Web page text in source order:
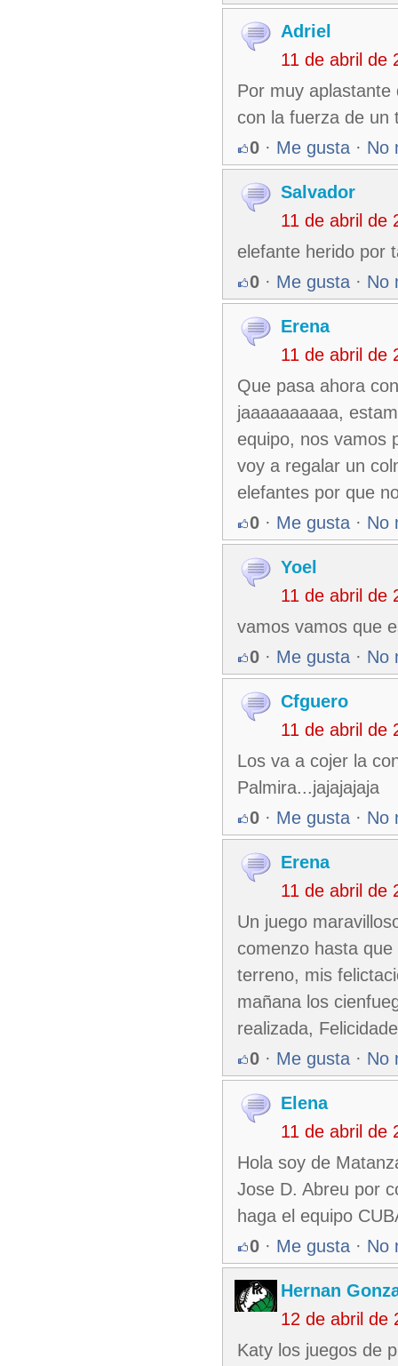
Adriel
11 de abril de
Por muy
con la fuerza de un
0 · Me gusta · No
Salvador
11 de abril de
elefante herido por
0 · Me gusta · No
Erena
11 de abril de
Que pasa ahora
jaaaaaaaaaa,
equipo, nos vamos
voy a regalar un
elefantes por que
0 · Me gusta · No
Yoel
11 de abril de
vamos vamos que
0 · Me gusta · No
Cfguero
11 de abril de
Los va a cojer la
Palmira...jajajajaja
0 · Me gusta · No
Erena
11 de abril de
Un juego
comenzo hasta
terreno, mis
mañana los
realizada,
0 · Me gusta · No
Elena
11 de abril de
Hola soy de
Jose D. Abreu por
haga el equipo
0 · Me gusta · No
Hernan
12 de abril de
Katy los juegos de